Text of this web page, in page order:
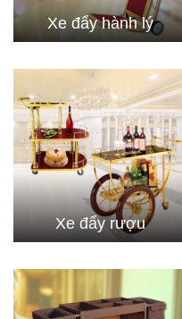
Xe đẩy hành lý
Xe đẩy rượu